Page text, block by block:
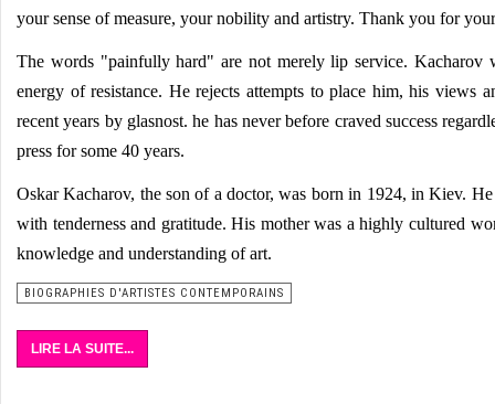
your sense of measure, your nobility and artistry. Thank you for
The words "painfully hard" are not merely lip service.
energy of resistance. He rejects attempts to place him, his views
recent years by glasnost. he has never before craved success
press for some 40 years.
Oskar Kacharov, the son of a doctor, was born in 1924, in Kiev.
with tenderness and gratitude. His mother was a highly cultured
knowledge and understanding of art.
BIOGRAPHIES D'ARTISTES CONTEMPORAINS
LIRE LA SUITE...